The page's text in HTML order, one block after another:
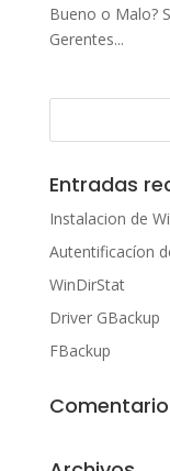
Bueno o Malo?
Gerentes...
Entradas
Instalacion de
Autentificacíon
WinDirStat
Driver GBackup
FBackup